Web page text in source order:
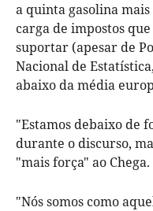
a quinta gasolina
carga de impostos
suportar (apesar de
Nacional de
abaixo da média
"Estamos debaixo de
durante o discurso,
"mais força" ao Chega.
"Nós somos como